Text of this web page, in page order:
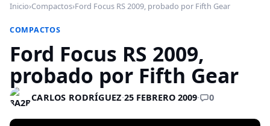
Inicio›Compactos›Ford Focus RS 2009, probado por Fifth Gear
COMPACTOS
Ford Focus RS 2009,
probado por Fifth Gear
CARLOS RODRÍGUEZ·25 FEBRERO 2009· 0